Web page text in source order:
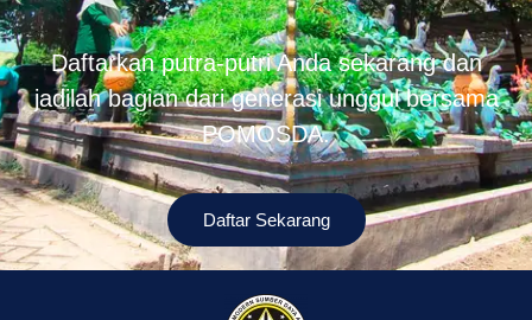
Daftarkan putra-putri Anda sekarang dan
jadilah bagian dari generasi unggul bersama
POMOSDA.
Daftar Sekarang